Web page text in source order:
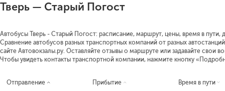
Тверь — Старый Погост
Автобусы Тверь - Старый Погост: расписание, маршрут, цены, время в пути,
Сравнение автобусов разных транспортных компаний от разных
сайте Автовокзалы.ру. Оставляйте отзывы о маршруте или задавайте свои
Чтобы увидеть контакты транспортной компании, нажмите кнопку
Отправление Прибытие Время в пути